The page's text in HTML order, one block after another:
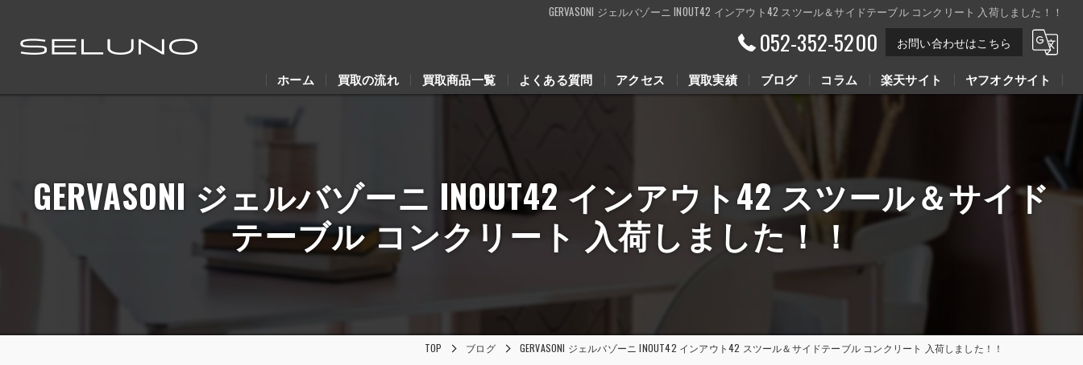
GERVASONI ジェルバゾーニ INOUT42 インアウト42 スツール＆サイドテーブル コンクリート 入荷しました！！
052-352-5200 お問い合わせはこちら
ホーム 買取の流れ 買取商品一覧 よくある質問 アクセス 買取実績 ブログ
Youtube動画
コラム 楽天サイト ヤフオクサイト
GERVASONI ジェルバゾーニ INOUT42 インアウト42 スツール＆サイド
テーブル コンクリート 入荷しました！！
TOP ブログ GERVASONI ジェルバゾーニ INOUT42 インアウト42 スツール＆サイドテーブル コンクリート 入荷しました！！